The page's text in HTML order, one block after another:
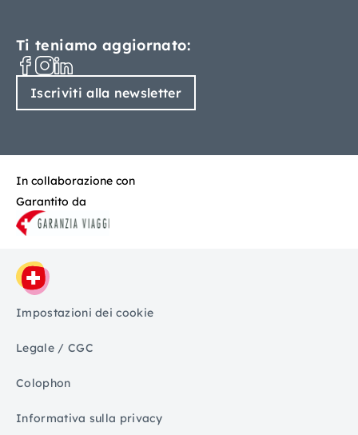
Ti teniamo aggiornato:
Iscriviti alla newsletter
In collaborazione con
Garantito da
Impostazioni dei cookie
Legale / CGC
Colophon
Informativa sulla privacy